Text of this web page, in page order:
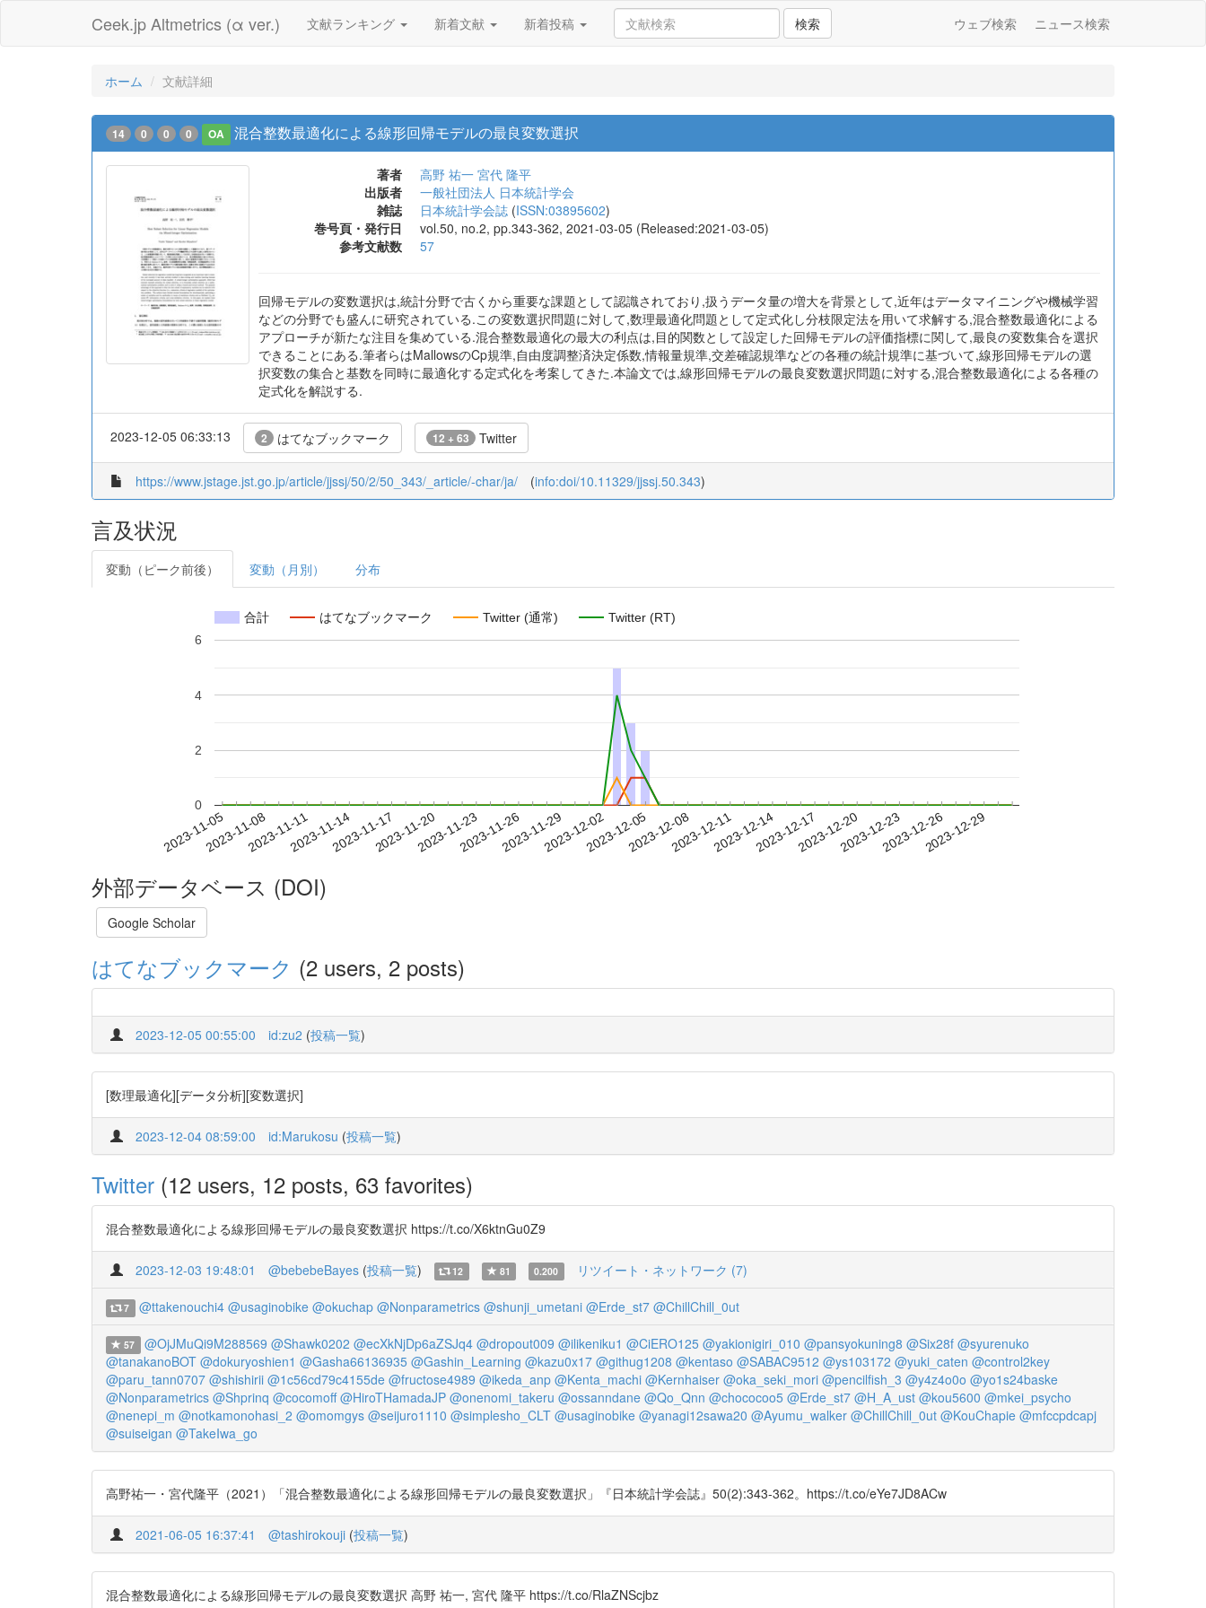
Ceek.jp Altmetrics (α ver.) 文献ランキング 新着文献 新着投稿 検索 ウェブ検索 ニュース検索
ホーム 文献詳細
14 0 0 0 OA 混合整数最適化による線形回帰モデルの最良変数選択
著者 高野 祐一 宮代 隆平
出版者
一般社団法人 日本統計学会
雑誌
日本統計学会誌 (ISSN:03895602)
巻号頁・発行日
vol.50, no.2, pp.343-362, 2021-03-05 (Released:2021-03-05)
参考文献数
57
回帰モデルの変数選択は,統計分野で古くから重要な課題として認識されており,扱うデータ量の増大を背景として,近年はデータマイニングや機械学習
などの分野でも盛んに研究されている.この変数選択問題に対して,数理最適化問題として定式化し分枝限定法を用いて求解する,混合整数最適化による
アプローチが新たな注目を集めている.混合整数最適化の最大の利点は,目的関数として設定した回帰モデルの評価指標に関して,最良の変数集合を選択
できることにある.筆者らはMallowsのCp規準,自由度調整済決定係数,情報量規準,交差確認規準などの各種の統計規準に基づいて,線形回帰モデルの選
択変数の集合と基数を同時に最適化する定式化を考案してきた.本論文では,線形回帰モデルの最良変数選択問題に対する,混合整数最適化による各種の
定式化を解説する.
2023-12-05 06:33:13 2 はてなブックマーク 12 + 63 Twitter
https://www.jstage.jst.go.jp/article/jjssj/50/2/50_343/_article/-char/ja/ (info:doi/10.11329/jjssj.50.343)
言及状況
変動（ピーク前後） 変動（月別） 分布
合計 はてなブックマーク Twitter (通常) Twitter (RT)
2023-11-052023-11-082023-11-112023-11-142023-11-172023-11-202023-11-232023-11-262023-11-292023-12-022023-12-052023-12-082023-12-112023-12-142023-12-172023-12-202023-12-232023-12-262023-12-29
0
2
4
6
外部データベース (DOI)
Google Scholar
はてなブックマーク (2 users, 2 posts)
2023-12-05 00:55:00 id:zu2 (投稿一覧)
[数理最適化][データ分析][変数選択]
2023-12-04 08:59:00 id:Marukosu (投稿一覧)
Twitter (12 users, 12 posts, 63 favorites)
混合整数最適化による線形回帰モデルの最良変数選択 https://t.co/X6ktnGu0Z9
2023-12-03 19:48:01 @bebebeBayes (投稿一覧) 12 81 0.200 リツイート・ネットワーク (7)
7 @ttakenouchi4 @usaginobike @okuchap @Nonparametrics @shunji_umetani @Erde_st7 @ChillChill_0ut
57 @OjJMuQi9M288569 @Shawk0202 @ecXkNjDp6aZSJq4 @dropout009 @ilikeniku1 @CiERO125 @yakionigiri_010 @pansyokuning8 @Six28f @syurenuko
@tanakanoBOT @dokuryoshien1 @Gasha66136935 @Gashin_Learning @kazu0x17 @githug1208 @kentaso @SABAC9512 @ys103172 @yuki_caten @control2key
@paru_tann0707 @shishirii @1c56cd79c4155de @fructose4989 @ikeda_anp @Kenta_machi @Kernhaiser @oka_seki_mori @pencilfish_3 @y4z4o0o @yo1s24baske
@Nonparametrics @Shprinq @cocomoff @HiroTHamadaJP @onenomi_takeru @ossanndane @Qo_Qnn @chococoo5 @Erde_st7 @H_A_ust @kou5600 @mkei_psycho
@nenepi_m @notkamonohasi_2 @omomgys @seijuro1110 @simplesho_CLT @usaginobike @yanagi12sawa20 @Ayumu_walker @ChillChill_0ut @KouChapie @mfccpdcapj
@suiseigan @TakeIwa_go
高野祐一・宮代隆平（2021）「混合整数最適化による線形回帰モデルの最良変数選択」『日本統計学会誌』50(2):343-362。https://t.co/eYe7JD8ACw
2021-06-05 16:37:41 @tashirokouji (投稿一覧)
混合整数最適化による線形回帰モデルの最良変数選択 高野 祐一, 宮代 隆平 https://t.co/RlaZNScjbz